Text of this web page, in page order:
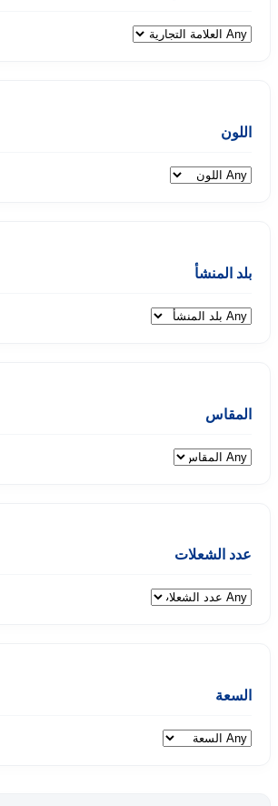
اللون
بلد المنشأ
المقاس
عدد الشعلات
السعة